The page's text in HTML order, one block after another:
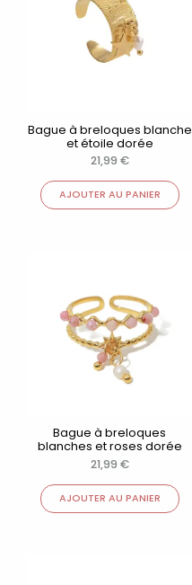
Bague à breloques blanche
et étoile dorée
21,99 €
AJOUTER AU PANIER
Bague à breloques
blanches et roses dorée
21,99 €
AJOUTER AU PANIER